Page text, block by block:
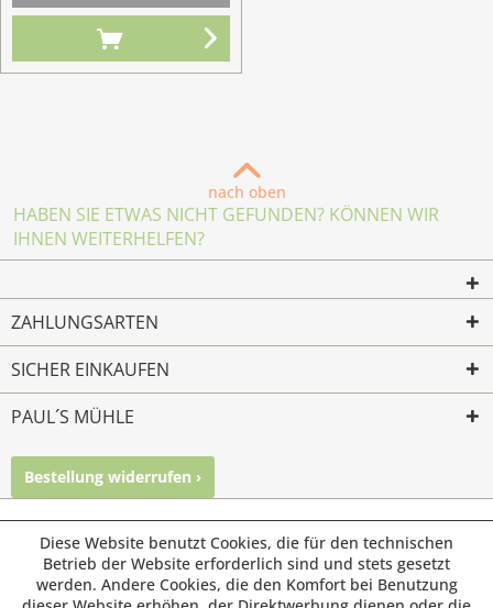
nach oben
HABEN SIE ETWAS NICHT GEFUNDEN? KÖNNEN WIR
IHNEN WEITERHELFEN?
ZAHLUNGSARTEN
SICHER EINKAUFEN
PAUL´S MÜHLE
Bestellung widerrufen ›
© Paul's Mühle | Inhaber: Christof Paul e.K. | Westring 2 |
45659 Recklinghausen
Fax: 02361 -28831 | E-Mail: info@pauls-muehle.de
Diese Website benutzt Cookies, die für den technischen
Betrieb der Website erforderlich sind und stets gesetzt
werden. Andere Cookies, die den Komfort bei Benutzung